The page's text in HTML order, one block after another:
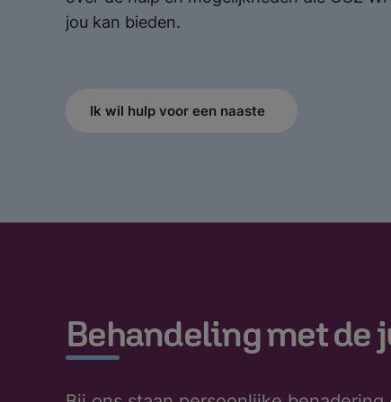
jou kan bieden.
Ik wil hulp voor een naaste
Behandeling met de